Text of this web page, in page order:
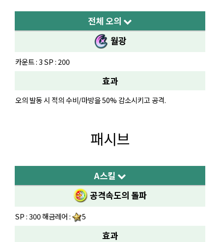
전체 오의
월광
카운트 : 3 SP : 200
효과
오의 발동 시 적의 수비/마방을 50% 감소시키고 공격.
패시브
A스킬
공격속도의 돌파
SP : 300 해금레어 : 5
효과